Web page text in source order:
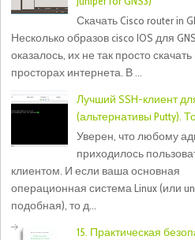
Скачать Cisco router in
Несколько образов cisco IOS для
оказалось, их не так просто скачать
просторах интернета. В ...
Лучший SSH-клиент
(альтернативы Putty).
Уверен, что любому
приходилось
клиентом. И если ваша основная
операционная система Linux (или
подобная), то д...
15. Практическая